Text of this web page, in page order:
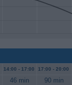
14:00 - 17:00 17:00 - 20:00
46 min 90 min